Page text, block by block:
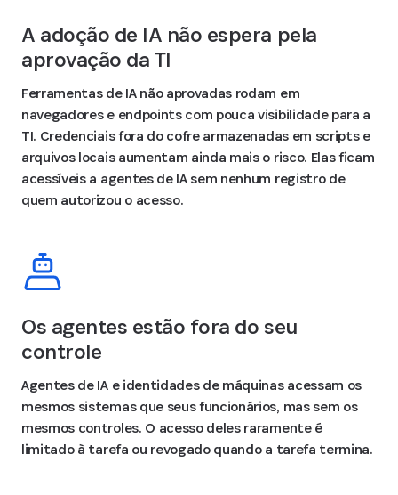
A adoção de IA não espera pela
aprovação da TI
Ferramentas de IA não aprovadas rodam em
navegadores e endpoints com pouca visibilidade para a
TI. Credenciais fora do cofre armazenadas em scripts e
arquivos locais aumentam ainda mais o risco. Elas ficam
acessíveis a agentes de IA sem nenhum registro de
quem autorizou o acesso.
Os agentes estão fora do seu
controle
Agentes de IA e identidades de máquinas acessam os
mesmos sistemas que seus funcionários, mas sem os
mesmos controles. O acesso deles raramente é
limitado à tarefa ou revogado quando a tarefa termina.